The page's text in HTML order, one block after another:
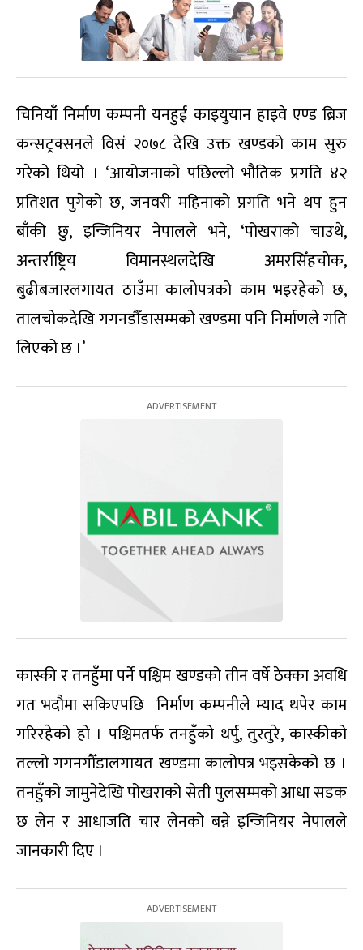
चिनियाँ निर्माण कम्पनी यनहुई काइयुयान हाइवे एण्ड ब्रिज
कन्सट्रक्सनले विसं २०७८ देखि उक्त खण्डको काम सुरु
गरेको थियो । ‘आयोजनाको पछिल्लो भौतिक प्रगति ४२
प्रतिशत पुगेको छ, जनवरी महिनाको प्रगति भने थप हुन
बाँकी छु, इन्जिनियर नेपालले भने, ‘पोखराको चाउथे,
अन्तर्राष्ट्रिय विमानस्थलदेखि अमरसिँहचोक,
बुढीबजारलगायत ठाउँमा कालोपत्रको काम भइरहेको छ,
तालचोकदेखि गगनडौँडासम्मको खण्डमा पनि निर्माणले गति
लिएको छ ।’
कास्की र तनहुँमा पर्ने पश्चिम खण्डको तीन वर्षे ठेक्का अवधि
गत भदौमा सकिएपछि निर्माण कम्पनीले म्याद थपेर काम
गरिरहेको हो । पश्चिमतर्फ तनहुँको थर्पु, तुरतुरे, कास्कीको
तल्लो गगनगौँडालगायत खण्डमा कालोपत्र भइसकेको छ ।
तनहुँको जामुनेदेखि पोखराको सेती पुलसम्मको आधा सडक
छ लेन र आधाजति चार लेनको बन्ने इन्जिनियर नेपालले
जानकारी दिए ।